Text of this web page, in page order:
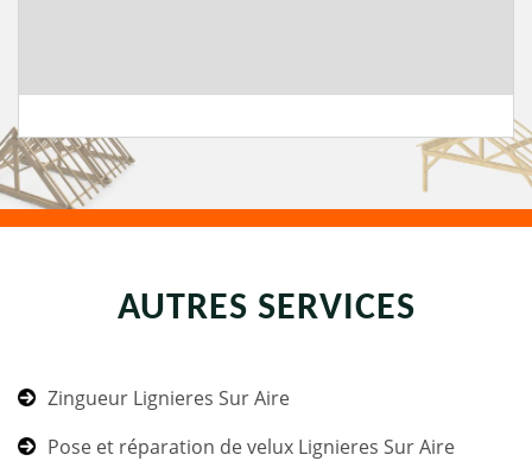
AUTRES SERVICES
Zingueur Lignieres Sur Aire
Pose et réparation de velux Lignieres Sur Aire